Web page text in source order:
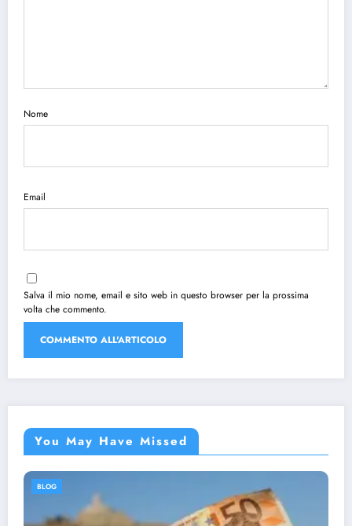
Nome
Email
Salva il mio nome, email e sito web in questo browser per la prossima
volta che commento.
You May Have Missed
BLOG